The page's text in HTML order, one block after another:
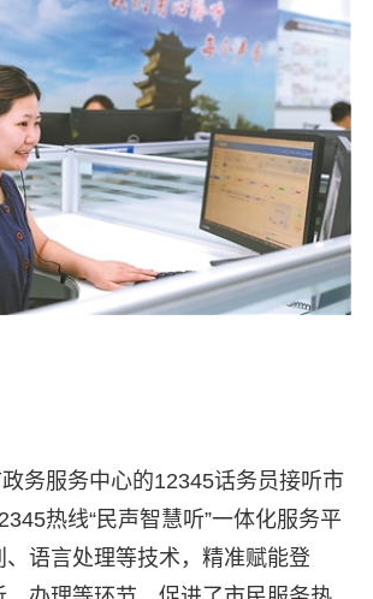
务服务中心的12345话务员接听市
热线“民声智慧听”一体化服务平
、语言处理等技术，精准赋能登